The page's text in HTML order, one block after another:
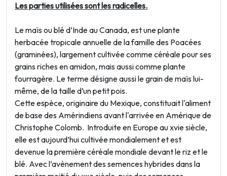
Les parties utilisées sont les radicelles.
Le maïs ou blé d’Inde au Canada, est une plante
herbacée tropicale annuelle de la famille des Poacées
(graminées), largement cultivée comme céréale pour ses
grains riches en amidon, mais aussi comme plante
fourragère. Le terme désigne aussi le grain de maïs lui-
même, de la taille d’un petit pois.
Cette espèce, originaire du Mexique, constituait l'aliment
de base des Amérindiens avant l'arrivée en Amérique de
Christophe Colomb. Introduite en Europe au xvie siècle,
elle est aujourd’hui cultivée mondialement et est
devenue la première céréale mondiale devant le riz et le
blé. Avec l’avènement des semences hybrides dans la